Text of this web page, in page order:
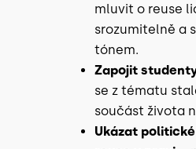
mluvit o reuse
srozumitelně a
tónem.
Zapojit
se z tématu
součást života
Ukázat